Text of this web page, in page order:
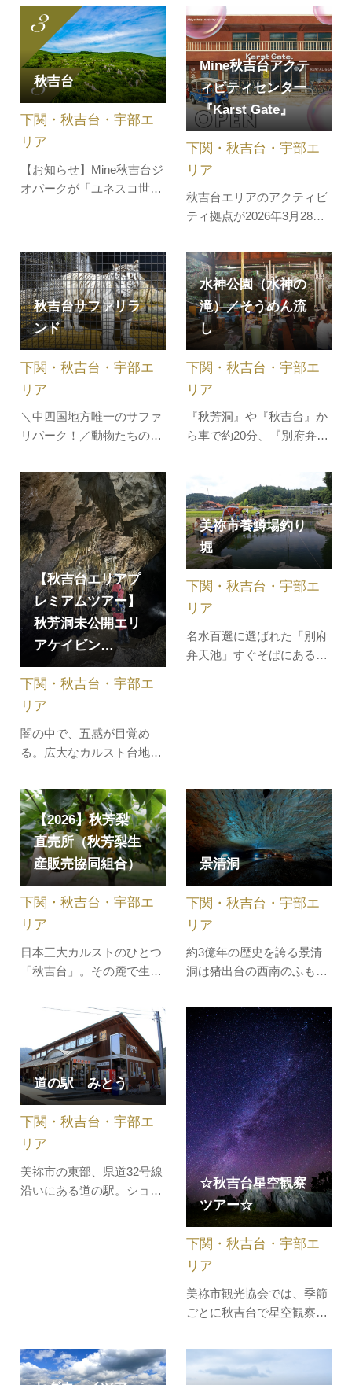
天然記念物に指定されてい
ます。洞内の温度は四季を
通じて17℃で一定し、夏涼
しく冬は暖かく、雨の日で
も快適に観光をお楽しみい
ただけます。洞内の総延長
は10kmを超える国内最大
級で、約1kmに及ぶ…
ドの宝石のような美しく神
秘的な色合いに、誰もが見
入ってしまうでしょう。ド
ライブにぴったりの人気の
スポットで、近年ではイン
スタ映えスポット、パワー
スポットとしても注目を浴
びていま…
秋吉台
【お知らせ】Mine秋吉台ジ
オパークが「ユネスコ世界
限りの草原に、白い石灰岩
が顔を出す様子はまるで羊
の群れのよう。日本三大カ
ルストにも数えられ、年間
を通じて観光客で賑わいま
す。カル…
下関・秋吉台・宇部エ
リア
Mine秋吉台アクテ
ィビティセンター
『Karst Gate』
秋吉台エリアのアクティビ
ティ拠点が2026年3月28日
した!! 開設を記念してスタ
ンプラリーを実施していま
す！秋芳洞未公開エリアケ
イビングツアーや大正洞未
公開エリアケイビングツア
ー、秋吉台Eバイクツア
ー、乗り物のレンタルな
ど、秋吉…
下関・秋吉台・宇部エ
リア
秋吉台サファリラ
ンド
＼中四国地方唯一のサファ
リパーク！／動物たちの、
しめるテーマパーク。「サ
ファリゾーン」では広大な
敷地にアフリカゾウやト
ラ、ライオン、チーターな
どが暮らしており、その姿
をマイカーから間近で見学
できます。『エサやりバ
ス』に乗ると…
下関・秋吉台・宇部エ
リア
水神公園（水神の
滝）／そうめん流
し
『秋芳洞』や『秋吉台』か
ら車で約20分、『別府弁天
沿いに造られた自然公園。
美祢市の夏の風物詩ともな
っている、渓流の水を使っ
た"そうめん流し"は毎年5月
頃から不定期営業で始ま
り、７月・８月は毎日営
業、９月は土日祝のみ営
業…
下関・秋吉台・宇部エ
リア
【秋吉台エリアプ
レミアムツアー】
秋芳洞未公開エリ
アケイビン…
闇の中で、五感が目覚め
る。広大なカルスト台地秋
洞」。その未公開エリアへ
突入！整備されていない道
を進み、光無き洞窟の奥深
くへ。足元には険しい岩
場。響くのは呼吸 と水の
音だけ....。地上からは想像
できない洞窟の世界。壮大
な地底への冒…
下関・秋吉台・宇部エ
リア
美祢市養鱒場釣り
堀
名水百選に選ばれた「別府
弁天池」すぐそばにある釣
にあるお食事処で調理して
いただけるので、新鮮なニ
ジマスを食…
下関・秋吉台・宇部エ
リア
【2026】秋芳梨
直売所（秋芳梨生
産販売協同組合）
日本三大カルストのひとつ
「秋吉台」。その麓で生産
ほうなし）は、みずみずし
くシャリっとした食感が特
徴の二十世紀梨です。日本
屈指のカルスト台地が育ん
だ梨は大玉で、甘味と酸味
のバランス抜群！糖度11.5
度以上のものは「秋芳梨(赤
秀)」と…
下関・秋吉台・宇部エ
リア
景清洞
約3億年の歴史を誇る景清
洞は猪出台の西南のふもと
1.5kmで、支洞を加えると
その長さは増加。この洞は
約1000年前に発見された鍾
乳洞で、700余年の昔、壇
の浦の合戦に敗れた平家の
主将平景清が長らく潜んで
いたと伝えられています。
景清洞探検…
下関・秋吉台・宇部エ
リア
道の駅 みとう
美祢市の東部、県道32号線
沿いにある道の駅。ショッ
の駅館内…
下関・秋吉台・宇部エ
リア
☆秋吉台星空観察
ツアー☆
美祢市観光協会では、季節
ごとに秋吉台で星空観察ツ
現在予約受付中のツアー
は、下記のとおりで
下関・秋吉台・宇部エ
リア